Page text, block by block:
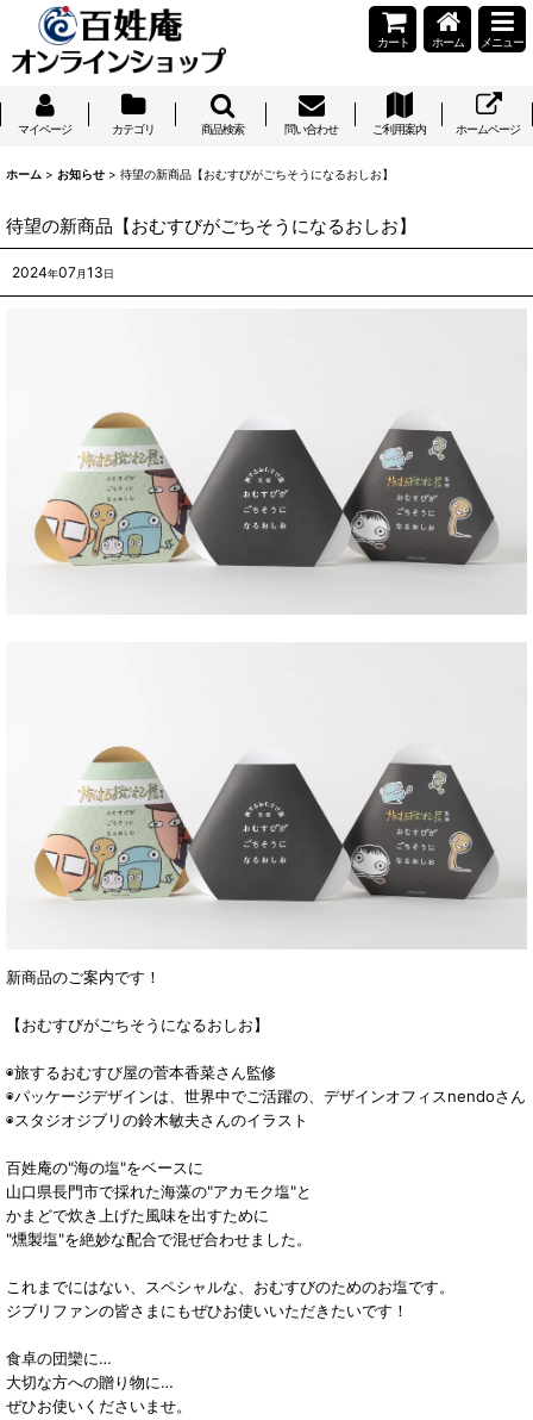
カート ホーム メニュー
マイページ カテゴリ 商品検索 問い合わせ ご利用案内 ホームページ
ホーム > お知らせ > 待望の新商品【おむすびがごちそうになるおしお】
待望の新商品【おむすびがごちそうになるおしお】
2024年07月13日
新商品のご案内です！
【おむすびがごちそうになるおしお】
◉旅するおむすび屋の菅本香菜さん監修
◉パッケージデザインは、世界中でご活躍の、デザインオフィスnendoさん
◉スタジオジブリの鈴木敏夫さんのイラスト
百姓庵の"海の塩"をベースに
山口県長門市で採れた海藻の"アカモク塩"と
かまどで炊き上げた風味を出すために
"燻製塩"を絶妙な配合で混ぜ合わせました。
これまでにはない、スペシャルな、おむすびのためのお塩です。
ジブリファンの皆さまにもぜひお使いいただきたいです！
食卓の団欒に…
大切な方への贈り物に…
ぜひお使いくださいませ。